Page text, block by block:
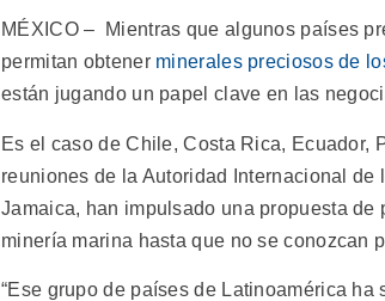
MÉXICO – Mientras que algunos países
permitan obtener minerales preciosos de
están jugando un papel clave en las
Es el caso de Chile, Costa Rica, Ecuador,
reuniones de la Autoridad Internacional
Jamaica, han impulsado una propuesta
minería marina hasta que no se conozcan
“Ese grupo de países de Latinoamérica